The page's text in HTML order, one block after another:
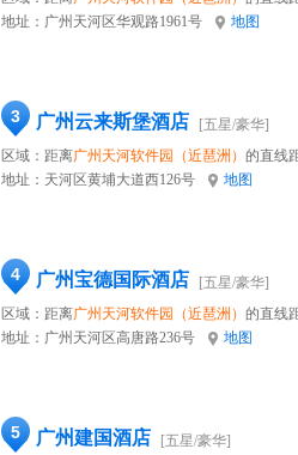
地址： 广州天河区华观路1961号 地图
3 广州云来斯堡酒店
[五星/豪华]
区域：距离广州天河软件园（近琶洲） 的直线
地址： 天河区黄埔大道西126号 地图
4 广州宝德国际酒店
[五星/豪华]
区域：距离广州天河软件园（近琶洲） 的直线
地址： 广州天河区高唐路236号 地图
5 广州建国酒店
[五星/豪华]